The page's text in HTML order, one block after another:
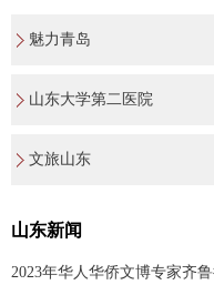
魅力青岛
山东大学第二医院
文旅山东
山东新闻
2023年华人华侨文博专家齐